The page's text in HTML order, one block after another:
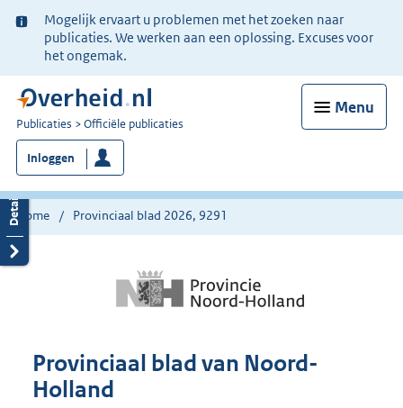
Ter
informatie:
Mogelijk ervaart u problemen met het zoeken naar
publicaties. We werken aan een oplossing. Excuses voor
het ongemak.
Menu
U
bent
nu
hier:
Publicaties Officiële publicaties
Inloggen
Home Provinciaal blad 2026, 9291
Provinciaal blad van Noord-
Holland